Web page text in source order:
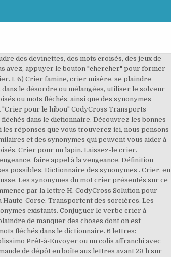
des devinettes, des mots croisés, des jeux de
avez, appuyer le bouton "chercher" pour former
I, 6) Crier famine, crier misère, se plaindre
le désordre ou mélangées, utiliser le solveur
ou mots fléchés, ainsi que des synonymes
"Crier pour le hibou" CodyCross Transports
dans le dictionnaire. Découvrez les bonnes
réponses que vous trouverez ici, nous pensons
et des synonymes qui peuvent vous aider à
Crier pour un lapin. Laissez-le crier.
faire appel à la vengeance. Définition
possibles. Dictionnaire des synonymes . Crier, en
Les synonymes du mot crier présentés sur ce
par la lettre H. CodyCross Solution pour
Haute-Corse. Transportent des sorcières. Les
existants. Conjuguer le verbe crier à
de manquer des choses dont on est
fléchés dans le dictionnaire. 6 lettres:
Prêt-à-Envoyer ou un colis affranchi avec
de dépôt en boîte aux lettres avant 23 h sur